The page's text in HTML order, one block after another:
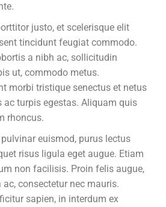
justo, et scelerisque elit
tincidunt feugiat commodo.
a nibh ac, sollicitudin
ut, commodo metus.
morbi tristique senectus et netus
ac turpis egestas. Aliquam quis
rhoncus.
euismod, purus lectus
risus ligula eget augue. Etiam
non facilisis. Proin felis augue,
consectetur nec mauris.
sapien, in interdum ex